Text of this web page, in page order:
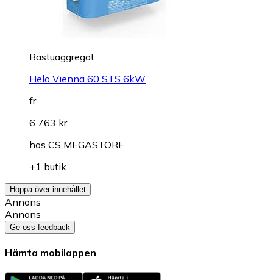
Bastuaggregat
Helo Vienna 60 STS 6kW
fr.
6 763 kr
hos CS MEGASTORE
+1 butik
Hoppa över innehållet
Annons
Annons
Ge oss feedback
Hämta mobilappen